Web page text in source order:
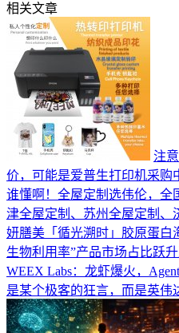
相关文章
注
价，可能是爱普生打印机采
谁懂啊！全屋定制选伟伦，全
津全屋定制、苏州全屋定制、
妍膳美「循光溯时」胶原蛋白
生物利用率”产品市场占比跃
WEEX Labs：龙虾爆火，
是某个极客的狂言，而是英伟